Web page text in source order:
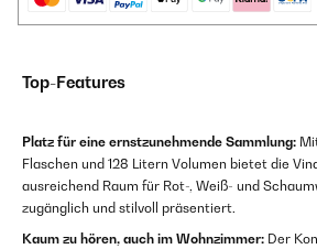
Top-Features
Platz für eine ernstzunehmende Sammlung:
Flaschen und 128 Litern Volumen bietet die
ausreichend Raum für Rot-, Weiß- und
zugänglich und stilvoll präsentiert.
Kaum zu hören, auch im Wohnzimmer: Der